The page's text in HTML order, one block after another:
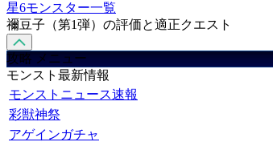
星6モンスター一覧
禰豆子（第1弾）の評価と適正クエスト
攻略 メニュー
モンスト最新情報
モンストニュース速報
彩獣神祭
アゲインガチャ